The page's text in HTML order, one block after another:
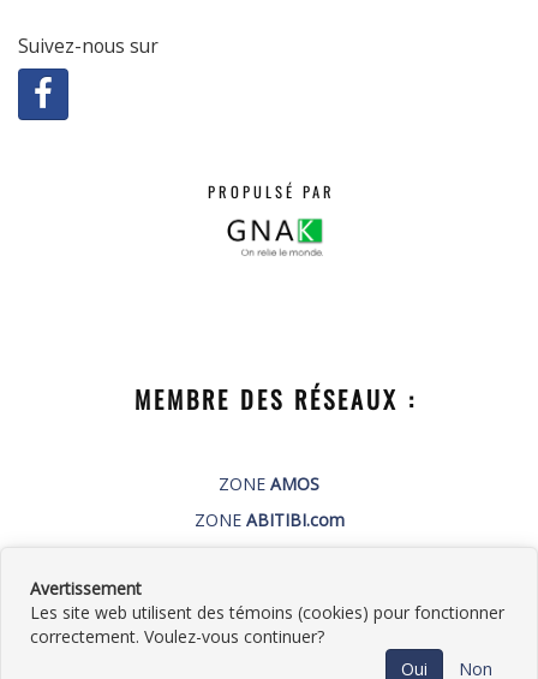
Suivez-nous sur
PROPULSÉ PAR
MEMBRE DES RÉSEAUX :
ZONE AMOS
ZONE ABITIBI.com
Contactez-
Avertissement
Les site web utilisent des témoins (cookies) pour fonctionner
correctement. Voulez-vous continuer?
Oui
Non